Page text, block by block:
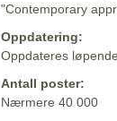
"Contemporary
Oppdatering:
Oppdateres løpende
Antall poster:
Nærmere 40 000